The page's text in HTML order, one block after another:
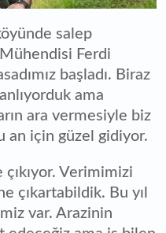
salep
Ferdi
başladı. Biraz
ama
ara vermesiyle biz
an için güzel gidiyor.
Verimimizi
çıkartabildik. Bu yıl
var. Arazinin